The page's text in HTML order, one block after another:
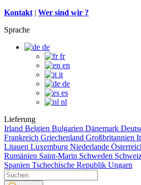
Kontakt | Wer sind wir ?
Sprache
de
fr
en
it
de
es
nl
Lieferung
Irland Belgien Bulgarien Dänemark
Frankreich Griechenland Großbritannien
Litauen Luxemburg Niederlande
Rumänien Saint-Marin Schweden
Spanien Tschechische Republik Ungarn